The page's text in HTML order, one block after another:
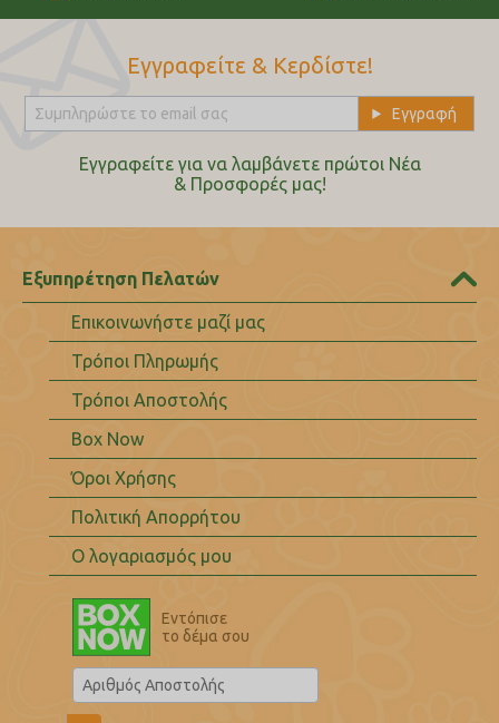
Εγγραφείτε & Κερδίστε!
Εγγραφείτε για να λαμβάνετε πρώτοι Nέα
& Προσφορές μας!
Εξυπηρέτηση Πελατών
Επικοινωνήστε μαζί μας
Τρόποι Πληρωμής
Τρόποι Αποστολής
Box Now
Όροι Χρήσης
Πολιτική Απορρήτου
Ο λογαριασμός μου
Εντόπισε
το δέμα σου